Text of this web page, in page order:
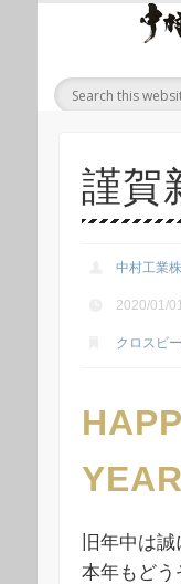
謹賀
中村工業
2020/01/
クロスビ
旧年中は
本年もどう